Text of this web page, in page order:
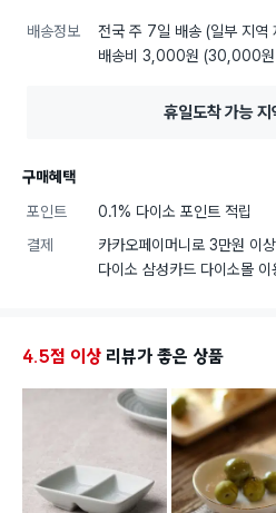
배송정보 전국 주 7일 배송 (일부 지역
배송비 3,000원 (30,000원
휴일도착 가능 지
구매혜택
포인트
0.1% 다이소 포인트 적립
결제
카카오페이머니로 3만원 이
다이소 삼성카드 다이소몰
4.5점 이상 리뷰가 좋은 상품